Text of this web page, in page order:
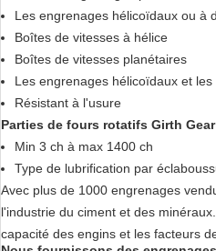
Les engrenages hélicoïdaux ou à
Boîtes de vitesses à hélice
Boîtes de vitesses planétaires
Les engrenages hélicoïdaux et
Résistant à l'usure
Parties de fours rotatifs Girth
Min 3 ch à max 1400 ch
Type de lubrification par
Avec plus de 1000 engrenages
l'industrie du ciment et des
capacité des engins et les facteurs